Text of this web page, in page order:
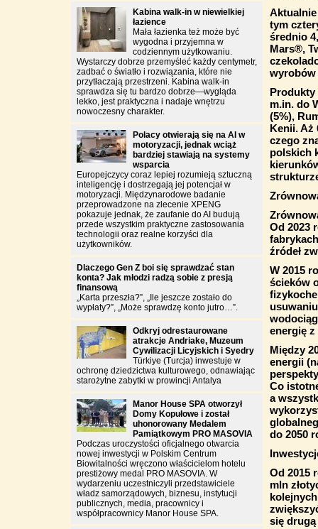
tym
średnio
Mars®,
wyrobów
Produkty
m.in. do
(5%),
Kenii. Aż
czego
polskich
Od 2023
źródeł
W 2015
ścieków
energię
Między
energii
Co
a
do 2050
Od 2015
mln
się
Kabina walk-in w niewielkiej
łazience
Mała łazienka też może być
wygodna i przyjemna w
codziennym użytkowaniu.
Wystarczy dobrze przemyśleć każdy centymetr,
zadbać o światło i rozwiązania, które nie
przytłaczają przestrzeni. Kabina walk-in
sprawdza się tu bardzo dobrze—wygląda
lekko, jest praktyczna i nadaje wnętrzu
nowoczesny charakter.
Polacy otwierają się na AI w
motoryzacji, jednak wciąż
bardziej stawiają na systemy
wsparcia
Europejczycy coraz lepiej rozumieją sztuczną
inteligencję i dostrzegają jej potencjał w
motoryzacji. Międzynarodowe badanie
przeprowadzone na zlecenie XPENG
pokazuje jednak, że zaufanie do AI budują
przede wszystkim praktyczne zastosowania
technologii oraz realne korzyści dla
użytkowników.
Dlaczego Gen Z boi się sprawdzać stan
konta? Jak młodzi radzą sobie z presją
finansową
„Karta przeszła?”, „Ile jeszcze zostało do
wypłaty?”, „Może sprawdzę konto jutro…”.
Odkryj odrestaurowane
atrakcje Andriake, Muzeum
Cywilizacji Licyjskich i Syedry
Türkiye (Turcja) inwestuje w
ochronę dziedzictwa kulturowego, odnawiając
starożytne zabytki w prowincji Antalya
Manor House SPA otworzył
Domy Kopułowe i został
uhonorowany Medalem
Pamiątkowym PRO MASOVIA
Podczas uroczystości oficjalnego otwarcia
nowej inwestycji w Polskim Centrum
Biowitalności wręczono właścicielom hotelu
prestiżowy medal PRO MASOVIA. W
wydarzeniu uczestniczyli przedstawiciele
władz samorządowych, biznesu, instytucji
publicznych, media, pracownicy i
współpracownicy Manor House SPA.